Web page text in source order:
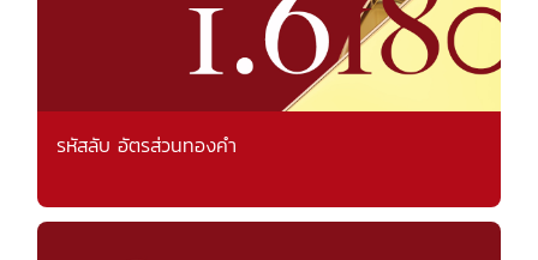
รหัสลับ อัตรส่วนทองคำ